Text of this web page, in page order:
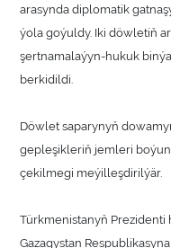
arasynda diplomatik
ýola goýuldy. Iki döwletiň
şertnamalaýyn-hukuk
berkidildi.
Döwlet saparynyň
gepleşikleriň jemleri
çekilmegi meýilleşdirilýär.
Türkmenistanyň
Gazagystan